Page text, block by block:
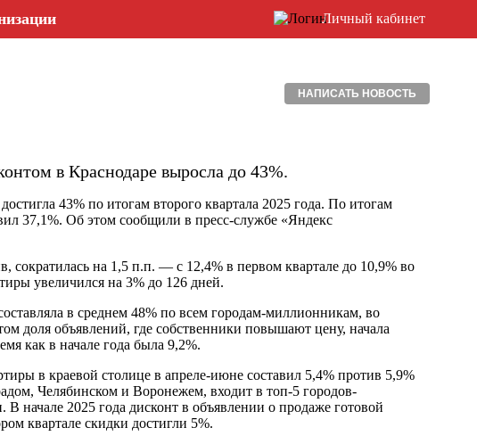
Личный кабинет
НАПИСАТЬ НОВОСТЬ
в Краснодаре выросла до 43%.
43% по итогам второго квартала 2025 года. По итогам
37,1%. Об этом сообщили в пресс-службе «Яндекс
сократилась на 1,5 п.п. — с 12,4% в первом квартале до 10,9% во
увеличился на 3% до 126 дней.
в среднем 48% по всем городам-миллионникам, во
доля объявлений, где собственники повышают цену, начала
как в начале года была 9,2%.
в краевой столице в апреле-июне составил 5,4% против 5,9%
Челябинском и Воронежем, входит в топ-5 городов-
начале 2025 года дисконт в объявлении о продаже готовой
квартале скидки достигли 5%.